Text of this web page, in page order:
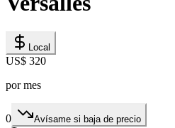
Local
US$ 320
por mes
0 Avísame si baja de precio